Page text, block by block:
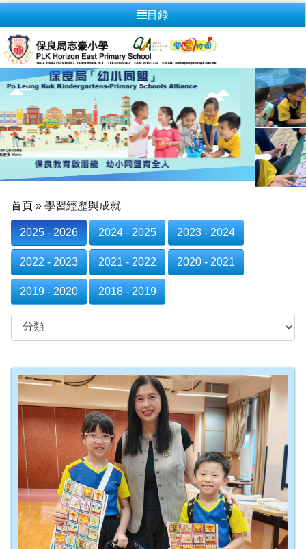
目錄
首頁 » 學習經歷與成就
2025 - 2026 2024 - 2025 2023 - 2024
2022 - 2023 2021 - 2022 2020 - 2021
2019 - 2020 2018 - 2019